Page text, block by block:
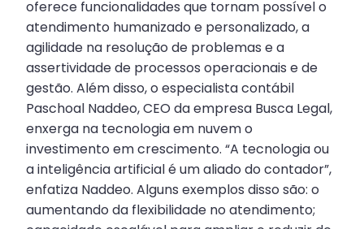
oferece funcionalidades que tornam possível o
atendimento humanizado e personalizado, a
agilidade na resolução de problemas e a
assertividade de processos operacionais e de
gestão. Além disso, o especialista contábil
Paschoal Naddeo, CEO da empresa Busca Legal,
enxerga na tecnologia em nuvem o
investimento em crescimento. “A tecnologia ou
a inteligência artificial é um aliado do contador”,
enfatiza Naddeo. Alguns exemplos disso são: o
aumentando da flexibilidade no atendimento;